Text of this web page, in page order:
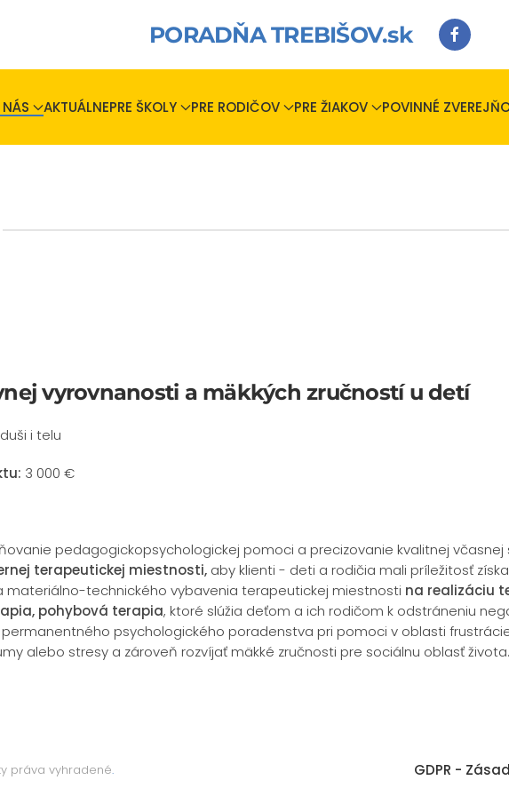
PORADŇA TREBIŠOV.sk
AKTUÁLNEPRE ŠKOLY PRE RODIČOV PRE ŽIAKOV POVINNÉ
vyrovnanosti a mäkkých zručností u detí
i telu
3 000 €
pedagogickopsychologickej pomoci a precizovanie kvalitnej
terapeutickej miestnosti, aby klienti - deti a rodičia mali príležitosť
materiálno-technického vybavenia terapeutickej miestnosti na realizáciu
pohybová terapia, ktoré slúžia deťom a ich rodičom k odstráneniu
psychologického poradenstva pri pomoci v oblasti
alebo stresy a zároveň rozvíjať mäkké zručnosti pre sociálnu oblasť života.
práva vyhradené. GDPR -